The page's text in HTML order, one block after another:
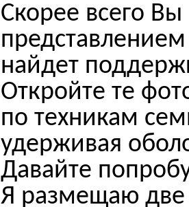
Скорее всего
найдет
Откройте те
по техникам
удерживая
Давайте
Я размещаю две